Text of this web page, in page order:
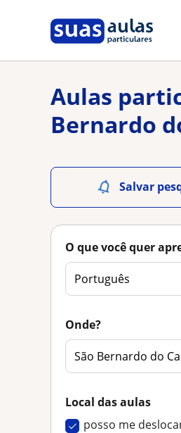
Aulas
Bernardo
Salvar
O que você quer
Onde?
Local das aulas
posso me